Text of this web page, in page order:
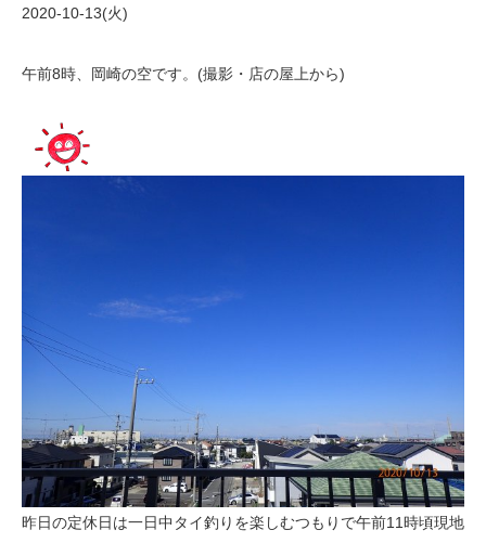
2020-10-13(火)
午前8時、岡崎の空です。(撮影・店の屋上から)
昨日の定休日は一日中タイ釣りを楽しむつもりで午前11時頃現地